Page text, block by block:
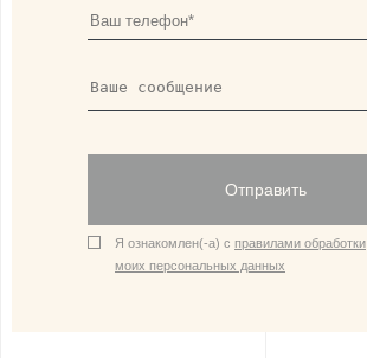
Отправить
Я ознакомлен(-а) с правилами обработки
моих персональных данных